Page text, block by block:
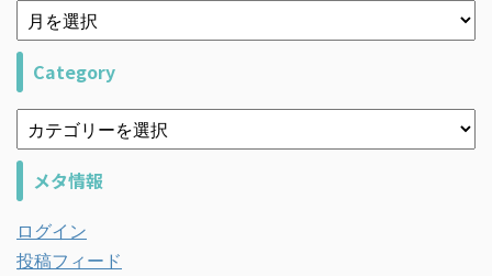
Category
メタ情報
ログイン
投稿フィード